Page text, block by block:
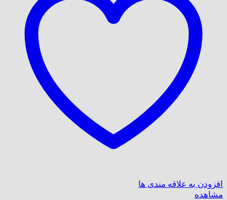
افزودن به علاقه مندی ها
مشاهده